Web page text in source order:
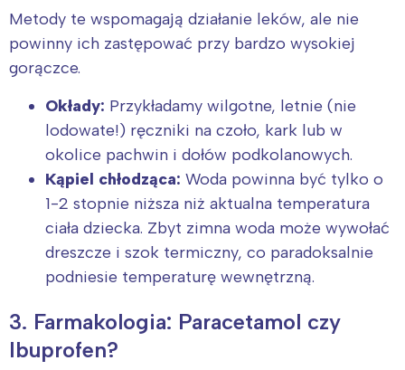
Metody te wspomagają działanie leków, ale nie
powinny ich zastępować przy bardzo wysokiej
gorączce.
Okłady: Przykładamy wilgotne, letnie (nie
lodowate!) ręczniki na czoło, kark lub w
okolice pachwin i dołów podkolanowych.
Kąpiel chłodząca: Woda powinna być tylko o
1-2 stopnie niższa niż aktualna temperatura
ciała dziecka. Zbyt zimna woda może wywołać
dreszcze i szok termiczny, co paradoksalnie
podniesie temperaturę wewnętrzną.
3. Farmakologia: Paracetamol czy
Ibuprofen?